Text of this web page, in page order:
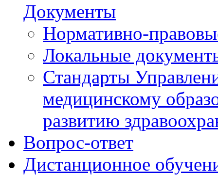
Документы
Нормативно-
Локальные
Стандарты
медицинскому
развитию
Вопрос-ответ
Дистанционное